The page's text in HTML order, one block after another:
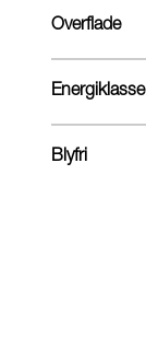
Overflade
Energiklasse
Blyfri